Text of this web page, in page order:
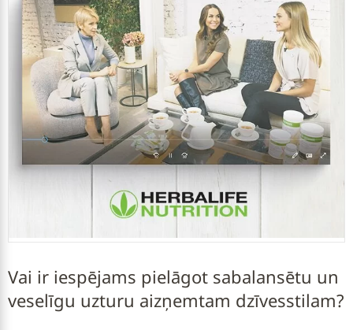
Vai ir iespējams pielāgot sabalansētu un
veselīgu uzturu aizņemtam dzīvesstilam?